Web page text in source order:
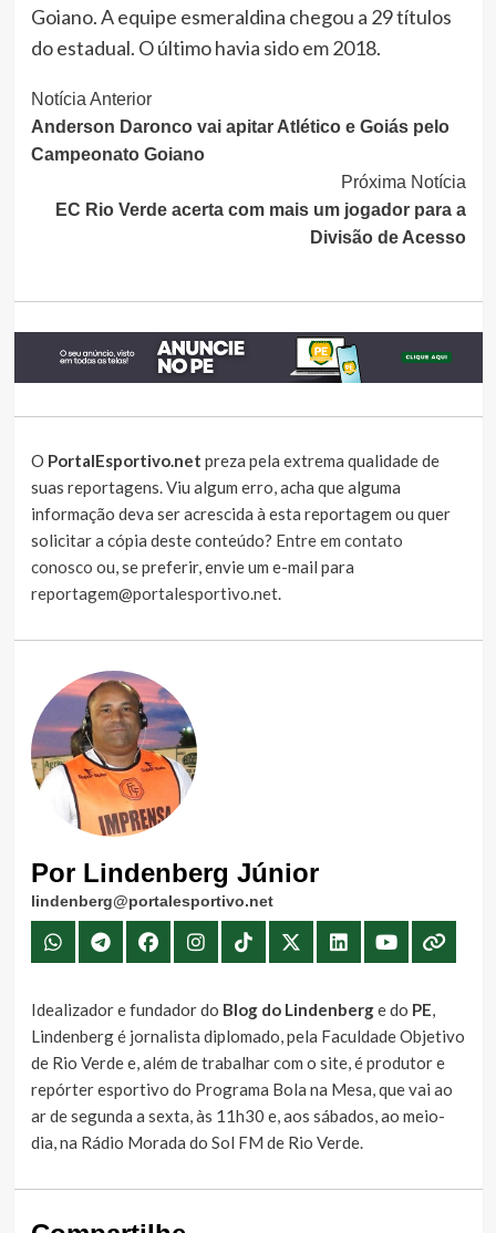
Goiano. A equipe esmeraldina chegou a 29 títulos
do estadual. O último havia sido em 2018.
Continue
Lendo
Notícia Anterior
Anderson Daronco vai apitar Atlético e Goiás pelo
Campeonato Goiano
Próxima Notícia
EC Rio Verde acerta com mais um jogador para a
Divisão de Acesso
O PortalEsportivo.net preza pela extrema qualidade de
suas reportagens. Viu algum erro, acha que alguma
informação deva ser acrescida à esta reportagem ou quer
solicitar a cópia deste conteúdo? Entre em contato
conosco ou, se preferir, envie um e-mail para
reportagem@portalesportivo.net.
Por Lindenberg Júnior
lindenberg@portalesportivo.net
Idealizador e fundador do Blog do Lindenberge do PE,
Lindenberg é jornalista diplomado, pela Faculdade Objetivo
de Rio Verde e, além de trabalhar com o site, é produtor e
repórter esportivo do Programa Bola na Mesa, que vai ao
ar de segunda a sexta, às 11h30 e, aos sábados, ao meio-
dia, na Rádio Morada do Sol FM de Rio Verde.